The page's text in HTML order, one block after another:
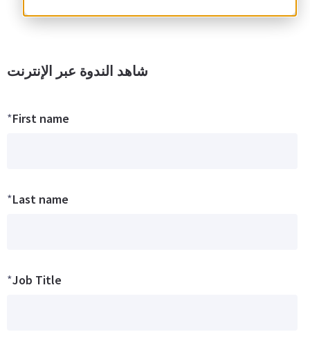
شاهد الندوة عبر الإنترنت
First name
*
Last name
*
Job Title
*